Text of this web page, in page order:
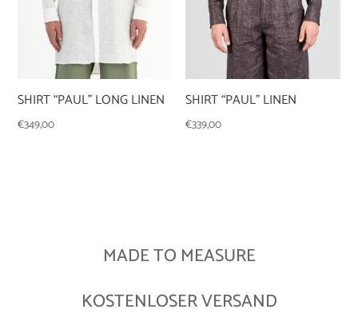
SHIRT “PAUL” LONG LINEN
€349,00
SHIRT “PAUL” LINEN
€339,00
MADE TO MEASURE
KOSTENLOSER VERSAND